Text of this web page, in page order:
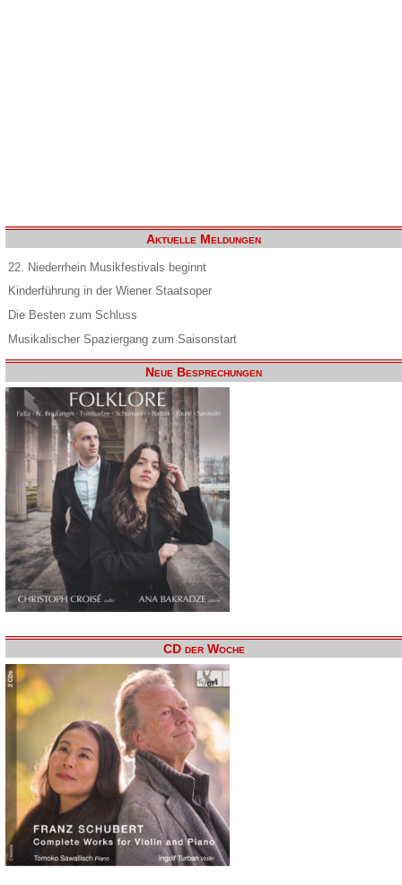
Aktuelle Meldungen
22. Niederrhein Musikfestivals beginnt
Kinderführung in der Wiener Staatsoper
Die Besten zum Schluss
Musikalischer Spaziergang zum Saisonstart
Neue Besprechungen
CD der Woche